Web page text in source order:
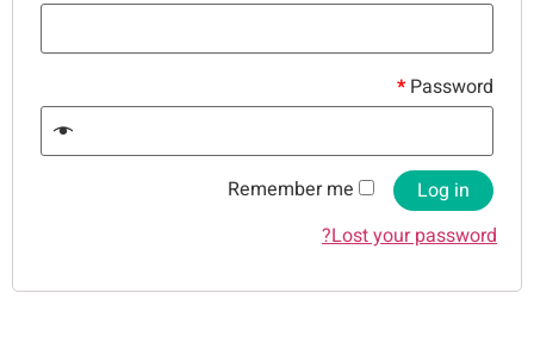
Password
*
Remember me
Log in
Lost your password?